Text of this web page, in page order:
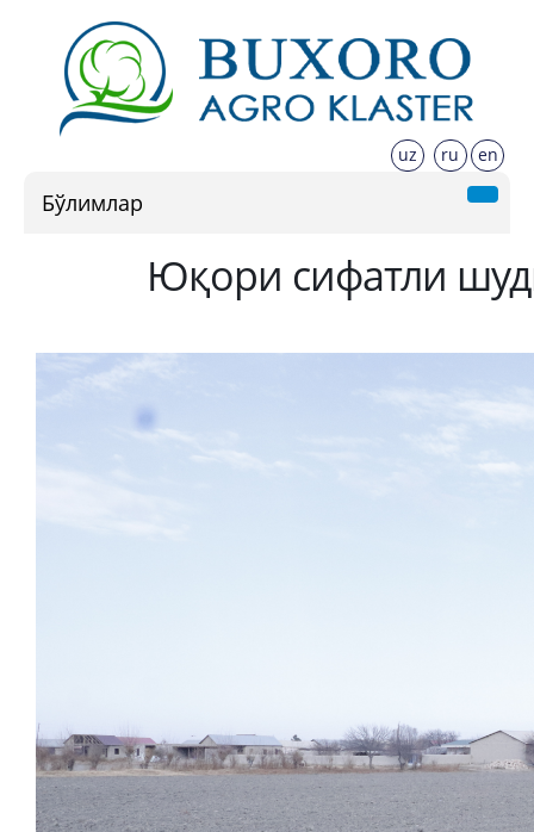
uz ru en
Бўлимлар
Юқори сифатли